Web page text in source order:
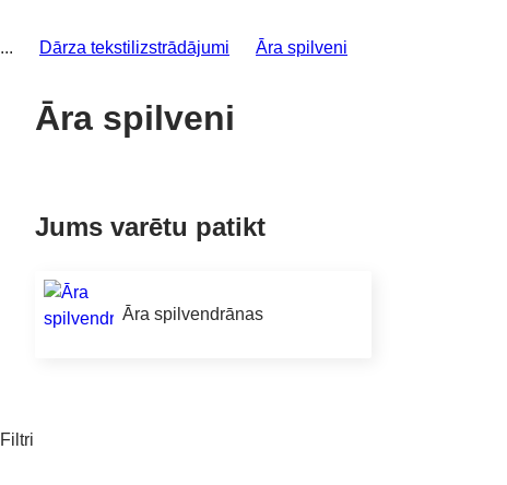
... Dārza tekstilizstrādājumi Āra spilveni
Āra spilveni
Jums varētu patikt
Āra spilvendrānas
Filtri